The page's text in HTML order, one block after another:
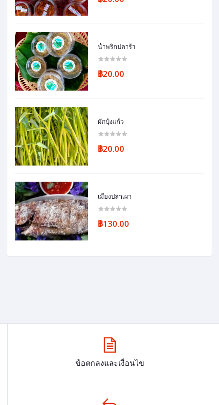
น้ำพริกปลาร้า
฿20.00
ผักบุ้งแก้ว
฿20.00
เมี่ยงปลาเผา
฿130.00
ข้อตกลงและเงื่อนไข